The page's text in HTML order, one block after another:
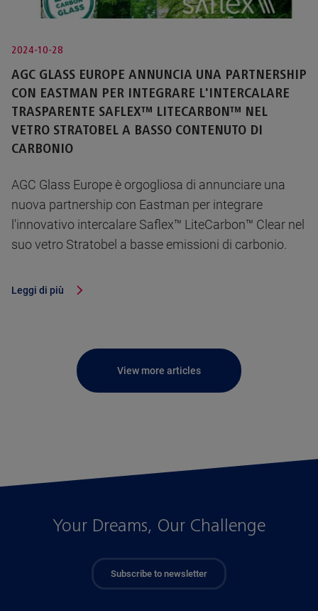
2024-10-28
AGC GLASS EUROPE ANNUNCIA UNA PARTNERSHIP
CON EASTMAN PER INTEGRARE L'INTERCALARE
TRASPARENTE SAFLEX™ LITECARBON™ NEL
VETRO STRATOBEL A BASSO CONTENUTO DI
CARBONIO
AGC Glass Europe è orgogliosa di annunciare una
nuova partnership con Eastman per integrare
l'innovativo intercalare Saflex™ LiteCarbon™ Clear nel
suo vetro Stratobel a basse emissioni di carbonio.
Leggi di più
View more articles
Your Dreams, Our Challenge
Subscribe to newsletter